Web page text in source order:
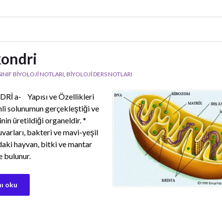
BİYOLOJİ NOTLARI, BİYOLOJİ DERS NOTLARI
a- Yapısı ve Özellikleri
gerçekleştiği ve
üretildiği organeldir. *
bakteri ve mavi-yeşil
hayvan, bitki ve mantar
bulunur.
oku